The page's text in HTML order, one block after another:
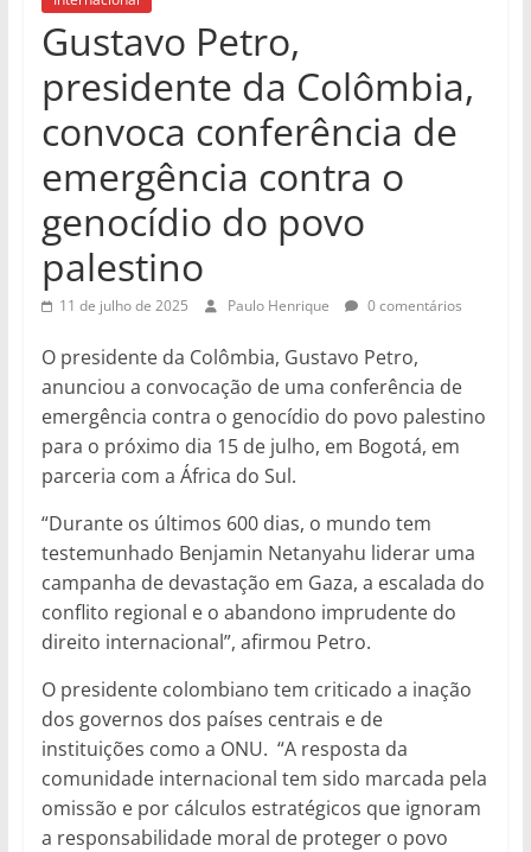
Gustavo Petro,
presidente da Colômbia,
convoca conferência de
emergência contra o
genocídio do povo
palestino
11 de julho de 2025 Paulo Henrique 0 comentários
O presidente da Colômbia, Gustavo Petro,
anunciou a convocação de uma conferência de
emergência contra o genocídio do povo palestino
para o próximo dia 15 de julho, em Bogotá, em
parceria com a África do Sul.
“Durante os últimos 600 dias, o mundo tem
testemunhado Benjamin Netanyahu liderar uma
campanha de devastação em Gaza, a escalada do
conflito regional e o abandono imprudente do
direito internacional”, afirmou Petro.
O presidente colombiano tem criticado a inação
dos governos dos países centrais e de
instituições como a ONU. “A resposta da
comunidade internacional tem sido marcada pela
omissão e por cálculos estratégicos que ignoram
a responsabilidade moral de proteger o povo